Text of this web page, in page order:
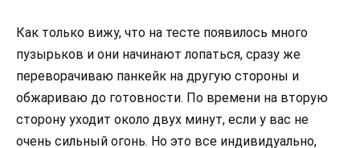
Как только вижу, что на тесте появилось много
пузырьков и они начинают лопаться, сразу же
переворачиваю панкейк на другую стороны и
обжариваю до готовности. По времени на вторую
сторону уходит около двух минут, если у вас не
очень сильный огонь. Но это все индивидуально,